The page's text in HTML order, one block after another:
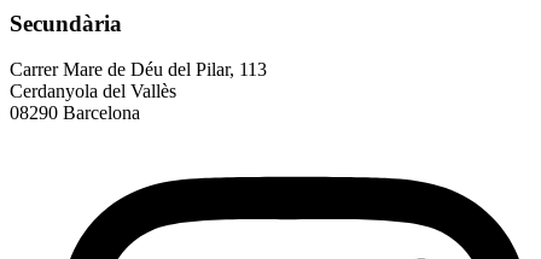
Secundària
Carrer Mare de Déu del Pilar, 113
Cerdanyola del Vallès
08290 Barcelona